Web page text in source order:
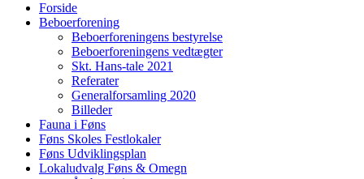
Forside
Beboerforening
Beboerforeningens bestyrelse
Beboerforeningens vedtægter
Skt. Hans-tale 2021
Referater
Generalforsamling 2020
Billeder
Fauna i Føns
Føns Skoles Festlokaler
Føns Udviklingsplan
Lokaludvalg Føns & Omegn